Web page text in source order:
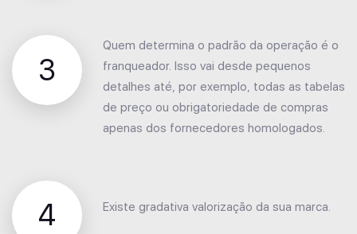
3
Quem determina o padrão da operação é o
franqueador. Isso vai desde pequenos
detalhes até, por exemplo, todas as tabelas
de preço ou obrigatoriedade de compras
apenas dos fornecedores homologados.
4 Existe gradativa valorização da sua marca.